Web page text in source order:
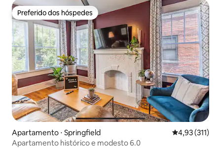
Preferido dos hóspedes
Preferido dos hóspedes
Apartamento ⋅ Springfield 4,93 de uma
4,93 (311)
Apartamento histórico e modesto 6.0